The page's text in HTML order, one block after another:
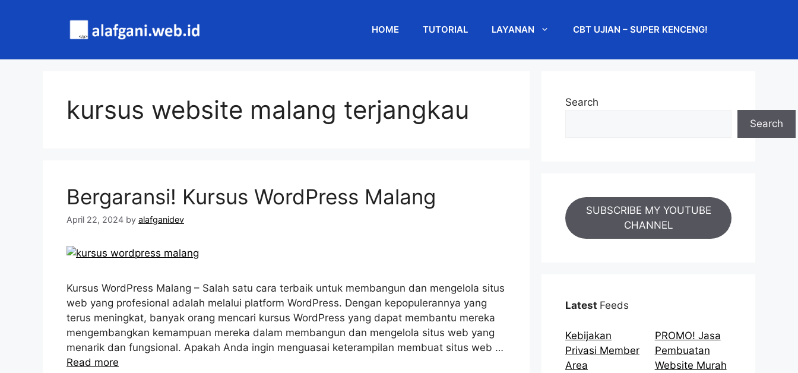
HOME TUTORIAL LAYANAN CBT UJIAN – SUPER KENCENG!
kursus website malang terjangkau
Bergaransi! Kursus WordPress Malang
April 22, 2024 by alafganidev
Kursus WordPress Malang – Salah satu cara terbaik untuk membangun dan mengelola situs
web yang profesional adalah melalui platform WordPress. Dengan kepopulerannya yang
terus meningkat, banyak orang mencari kursus WordPress yang dapat membantu mereka
mengembangkan kemampuan mereka dalam membangun dan mengelola situs web yang
menarik dan fungsional. Apakah Anda ingin menguasai keterampilan membuat situs web …
Read more
Search
Search
SUBSCRIBE MY YOUTUBE
CHANNEL
Latest Feeds
Kebijakan
Privasi Member
Area
PROMO! Jasa
Pembuatan
Website Murah